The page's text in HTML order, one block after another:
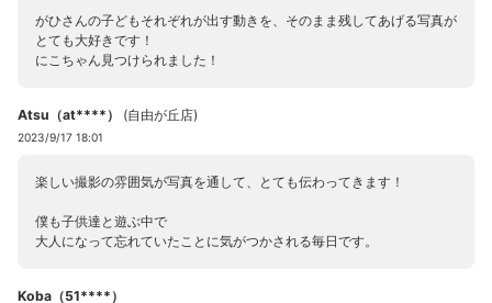
がひさんの子どもそれぞれが出す動きを、そのまま残してあげる写真が
とても大好きです！
にこちゃん見つけられました！
Atsu（at****） (自由が丘店)
2023/9/17 18:01
楽しい撮影の雰囲気が写真を通して、とても伝わってきます！
僕も子供達と遊ぶ中で
大人になって忘れていたことに気がつかされる毎日です。
Koba（51****）